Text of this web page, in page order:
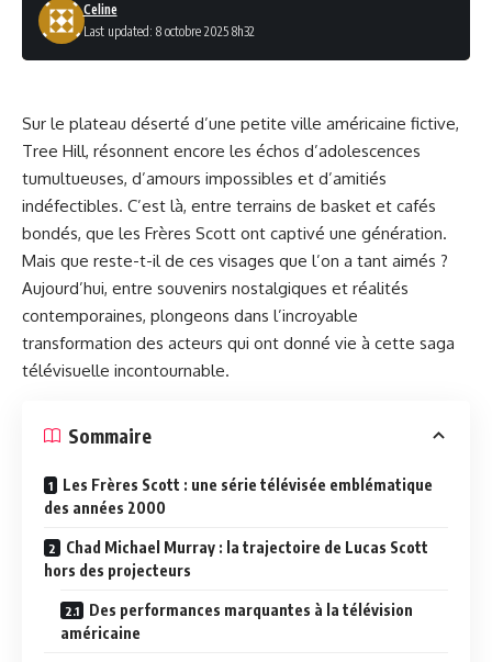
Last updated: 8 octobre 2025 8h32
Celine
Sur le plateau déserté d’une petite ville américaine fictive,
Tree Hill, résonnent encore les échos d’adolescences
tumultueuses, d’amours impossibles et d’amitiés
indéfectibles. C’est là, entre terrains de basket et cafés
bondés, que les Frères Scott ont captivé une génération.
Mais que reste-t-il de ces visages que l’on a tant aimés ?
Aujourd’hui, entre souvenirs nostalgiques et réalités
contemporaines, plongeons dans l’incroyable
transformation des acteurs qui ont donné vie à cette saga
télévisuelle incontournable.
Sommaire
Les Frères Scott : une série télévisée emblématique
des années 2000
Chad Michael Murray : la trajectoire de Lucas Scott
hors des projecteurs
Des performances marquantes à la télévision
américaine